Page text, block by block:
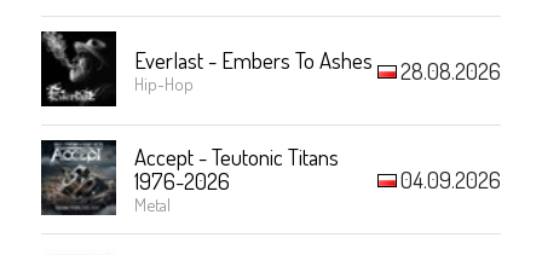
Everlast - Embers To Ashes
Hip-Hop 28.08.2026
Accept - Teutonic Titans
1976-2026
Metal
04.09.2026